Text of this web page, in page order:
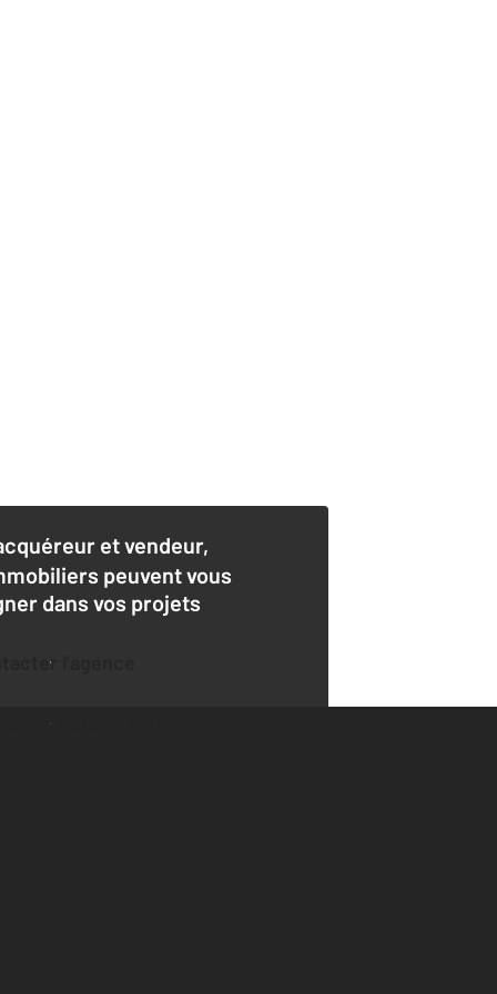
et vendeur,
peuvent vous
dans vos projets
l'agence
une estimation